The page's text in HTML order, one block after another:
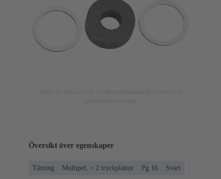
Översikt över egenskaper
Tätning Multipel, + 2 tryckplattor Pg 16 Svart